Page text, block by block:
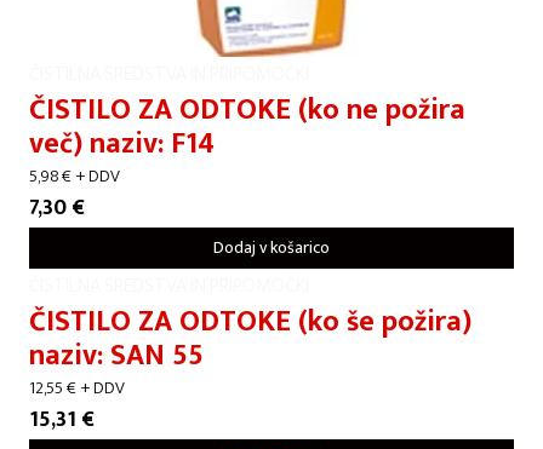
ČISTILO ZA ODTOKE (ko ne požira
več) naziv: F14
5,98€+ DDV
7,30€
Dodaj v košarico
ČISTILO ZA ODTOKE (ko še požira)
naziv: SAN 55
12,55€+ DDV
15,31 €